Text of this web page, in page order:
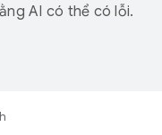
AI có thể có lỗi.